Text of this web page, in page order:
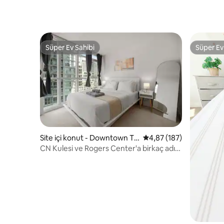
Süper Ev Sahibi
Süper Ev Sahibi
Site içi konut - Downtown To
ronto
5 üzerinden ortalama
4,87 (187)
CN Kulesi ve Rogers Center'a birkaç adım
Süper
Süper